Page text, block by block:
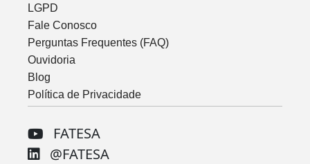
LGPD
Fale Conosco
Perguntas Frequentes (FAQ)
Ouvidoria
Blog
Política de Privacidade
FATESA
@FATESA